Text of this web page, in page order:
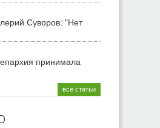
Суворов: "Нет
принимала
все статьи